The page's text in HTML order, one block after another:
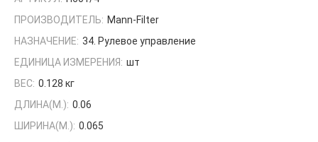
ПРОИЗВОДИТЕЛЬ: Mann-Filter
НАЗНАЧЕНИЕ: 34. Рулевое управление
ЕДИНИЦА ИЗМЕРЕНИЯ: шт
ВЕС: 0.128 кг
ДЛИНА(М.): 0.06
ШИРИНА(М.): 0.065